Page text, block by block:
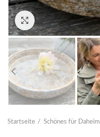
Click to enlarge
Startseite Schönes für Daheim